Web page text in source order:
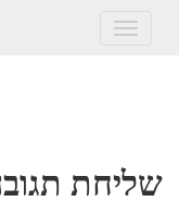
Toggle
שליחת